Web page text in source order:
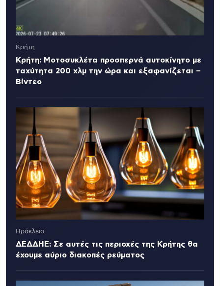
Κρήτη
Κρήτη: Μοτοσυκλέτα προσπερνά αυτοκίνητο με
ταχύτητα 200 χλμ την ώρα και εξαφανίζεται –
Βίντεο
Ηράκλειο
ΔΕΔΔΗΕ: Σε αυτές τις περιοχές της Κρήτης θα
έχουμε αύριο διακοπές ρεύματος